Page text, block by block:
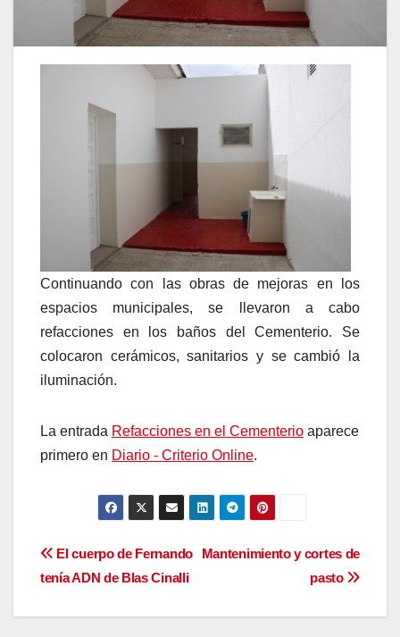
Continuando con las obras de mejoras en los
espacios municipales, se llevaron a cabo
refacciones en los baños del Cementerio. Se
colocaron cerámicos, sanitarios y se cambió la
iluminación.
La entrada Refacciones en el Cementerio aparece
primero en Diario - Criterio Online.
Navegación
Mantenimiento y cortes de
pasto
El cuerpo de Fernando
tenía ADN de Blas Cinalli